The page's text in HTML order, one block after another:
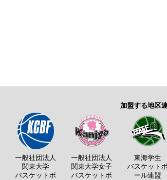
加盟する地区
一般社団法人
関東大学
バスケットボ
一般社団法人
関東大学女子
バスケットボ
東海学生
バスケットボ
ール連盟